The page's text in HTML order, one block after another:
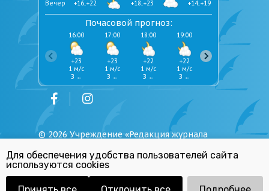
+16..+22
+18..+23
+14..+19
Вечер
Почасовой прогноз:
16:00
+23
1 м/с
З ←
17:00
+23
1 м/с
З ←
18:00
+22
1 м/с
З ←
19:00
+22
1 м/с
З ←
20:00
1 м/с
З ←
©2026 Учреждение «Редакция журнала
Политика обработки персональных
данных
Республиканский список экстремистских
материалов
Для обеспечения удобства пользователей сайта
используются cookies